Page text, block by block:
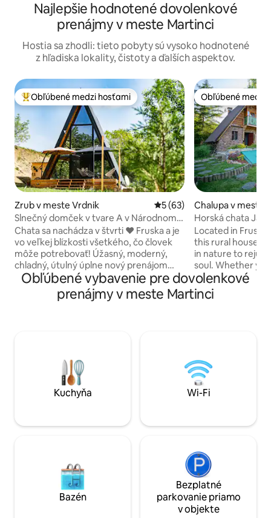
Najlepšie hodnotené dovolenkové
prenájmy v meste Martinci
Hostia sa zhodli: tieto pobyty sú vysoko hodnotené
z hľadiska lokality, čistoty a ďalších aspektov.
Najobľúbenejšie medzi hosťami
Obľúbené medzi hosťami
Zrub v meste Vrdnik Priemerné ohodnotenie 5
5 (63)
Slnečný domček v tvare A v Národnom
parku Fruska Gora
Chata sa nachádza v štvrti ❤️ Fruska a je
vo veľkej blízkosti všetkého, čo človek
môže potrebovať! Úžasný, moderný,
chladný, útulný úplne nový prenájom
uprostred národného parku, kde si
môžete vychutnať čistý, čerstvý vzduch
a sledovať hviezdnu oblohu takmer
Užite si vlastné súkromné vonkajšie
FILMOVÉ VEČERY. FRUSKE TERME sú
vzdialené len pár minút!Prírodný prameň
s vodou JAZAK vzdialený len pár minút
Obľúbené medzi
Obľúbené medzi
Chalupa v meste
Horská chata
dvor
Located in
this rural
in nature to
soul. Whether
bicycles, gazing
around the
preparing food or
neighbors
greet you with a
Obľúbené vybavenie pre dovolenkové
prenájmy v meste Martinci
Kuchyňa Wi-Fi
Bazén
Bezplatné
parkovanie priamo
v objekte